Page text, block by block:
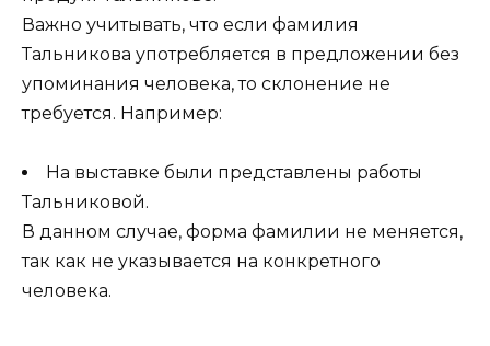
Важно учитывать, что если фамилия
Тальникова употребляется в предложении без
упоминания человека, то склонение не
требуется. Например:
На выставке были представлены работы
Тальниковой.
В данном случае, форма фамилии не меняется,
так как не указывается на конкретного
человека.